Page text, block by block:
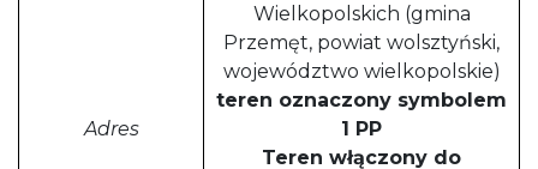
Adres
Wielkopolskich (gmina
Przemęt, powiat wolsztyński,
województwo wielkopolskie)
teren oznaczony symbolem
1 PP
Teren włączony do